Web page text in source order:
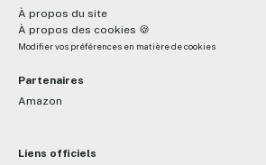
À propos du site
À propos des cookies 🍪
Modifier vos préférences en matière de cookies
Partenaires
Amazon
Liens officiels